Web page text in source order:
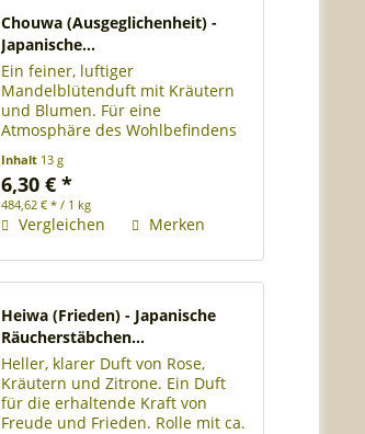
Chouwa (Ausgeglichenheit) -
Japanische...
Ein feiner, luftiger
Mandelblütenduft mit Kräutern
und Blumen. Für eine
Atmosphäre des Wohlbefindens
Ausgeglichenheit. Rolle mit ca. 28
japanischen Räucherstäbchen
Länge der Räucherstäbchen 13
cm Brenndauer je...
Inhalt 13 g
6,30 € *
484,62 € * / 1 kg
Vergleichen Merken
Heiwa (Frieden) - Japanische
Räucherstäbchen...
Heller, klarer Duft von Rose,
Kräutern und Zitrone. Ein Duft
für die erhaltende Kraft von
Freude und Frieden. Rolle mit ca.